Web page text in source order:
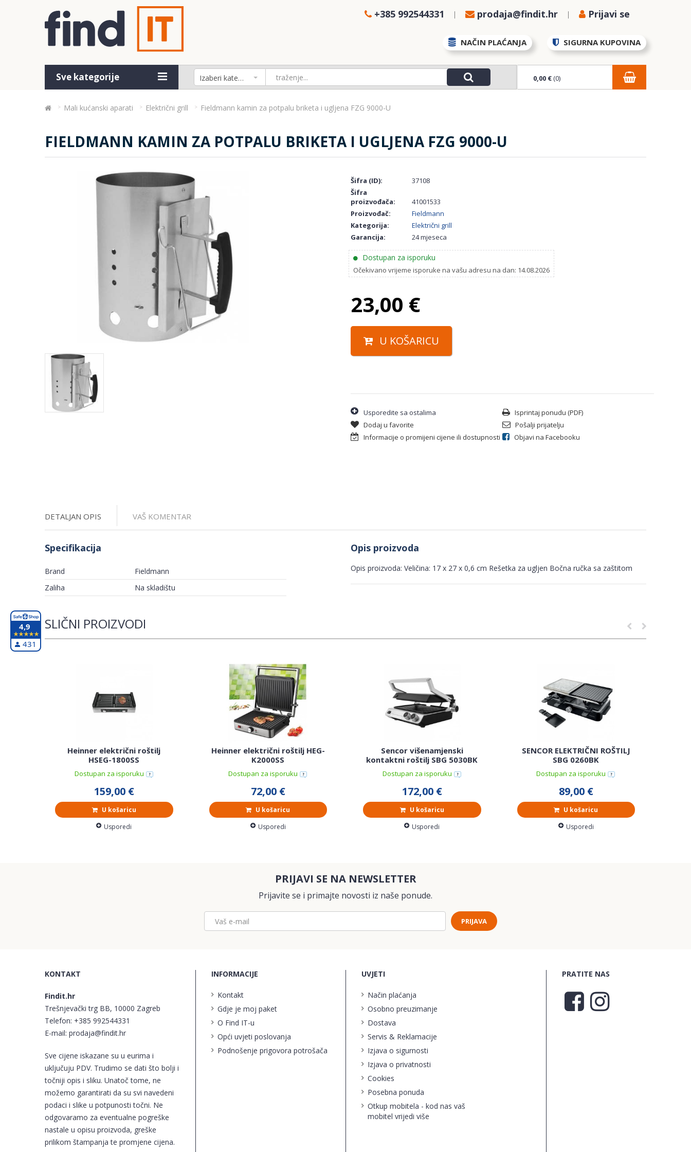
+385 992544331 prodaja@findit.hr Prijavi se
NAČIN PLAĆANJA SIGURNA KUPOVINA
Sve kategorije Izaberi kategoriju 0,00 €(0)
Mali kućanski aparati Električni grill Fieldmann kamin za potpalu briketa i ugljena FZG 9000-U
FIELDMANN KAMIN ZA POTPALU BRIKETA I UGLJENA FZG 9000-U
Šifra (ID):
37108
Šifra
proizvođača:
41001533
Proizvođač:
Fieldmann
Kategorija:
Električni grill
Garancija:
24 mjeseca
Dostupan za isporuku
Očekivano vrijeme isporuke na vašu adresu na dan: 14.08.2026
23,00 €
U KOŠARICU
Usporedite sa ostalima
Isprintaj ponudu (PDF)
Dodaj u favorite
Pošalji prijatelju
Informacije o promijeni cijene ili dostupnosti
Objavi na Facebooku
DETALJAN OPIS VAŠ KOMENTAR
Specifikacija
Brand
Fieldmann
Zaliha
Na skladištu
Opis proizvoda
Opis proizvoda: Veličina: 17 x 27 x 0,6 cm Rešetka za ugljen Bočna ručka sa zaštitom
SLIČNI PROIZVODI
Heinner električni roštilj
HSEG-1800SS
Dostupan za isporuku
159,00 €
U košaricu
Usporedi
Heinner električni roštilj HEG-
K2000SS
Dostupan za isporuku
72,00 €
U košaricu
Usporedi
Sencor višenamjenski
kontaktni roštilj SBG 5030BK
Dostupan za isporuku
172,00 €
U košaricu
Usporedi
SENCOR ELEKTRIČNI ROŠTILJ
SBG 0260BK
Dostupan za isporuku
89,00 €
U košaricu
Usporedi
PRIJAVI SE NA NEWSLETTER
Prijavite se i primajte novosti iz naše ponude.
PRIJAVA
KONTAKT
Findit.hr
Trešnjevački trg BB, 10000 Zagreb
Telefon: +385 992544331
E-mail: prodaja@findit.hr
Sve cijene iskazane su u eurima i
uključuju PDV. Trudimo se dati što bolji i
točniji opis i sliku. Unatoč tome, ne
možemo garantirati da su svi navedeni
podaci i slike u potpunosti točni. Ne
odgovaramo za eventualne pogreške
nastale u opisu proizvoda, greške
prilikom štampanja te promjene cijena.
INFORMACIJE
Kontakt
Gdje je moj paket
O Find IT-u
Opći uvjeti poslovanja
Podnošenje prigovora potrošača
UVJETI
Način plaćanja
Osobno preuzimanje
Dostava
Servis & Reklamacije
Izjava o sigurnosti
Izjava o privatnosti
Cookies
Posebna ponuda
Otkup mobitela - kod nas vaš
mobitel vrijedi više
PRATITE NAS
4,9
431